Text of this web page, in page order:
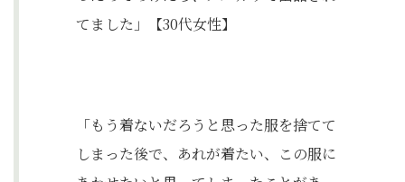
てました」【30代女性】
「もう着ないだろうと思った服を捨てて
しまった後で、あれが着たい、この服に